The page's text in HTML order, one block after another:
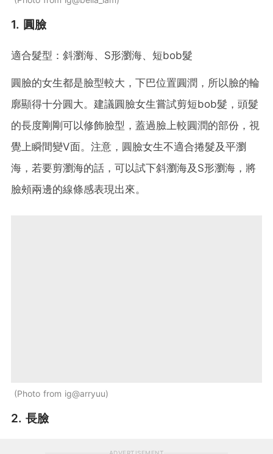
1. 圓臉
適合髮型：斜瀏海、S形瀏海、短bob髮
圓臉的女生都是臉型較大，下巴位置圓潤，所以臉的輪
廓顯得十分圓大。建議圓臉女生嘗試剪短bob髮，頭髮
的長度剛剛可以修飾臉型，蓋過臉上較圓潤的部份，視
覺上瞬間變V面。注意，圓臉女生不適合捲髮及平瀏
海，若要剪瀏海的話，可以試下斜瀏海及S形瀏海，將
臉頰兩邊的線條感表現出來。
Photo from ig@arryuu
2. 長臉